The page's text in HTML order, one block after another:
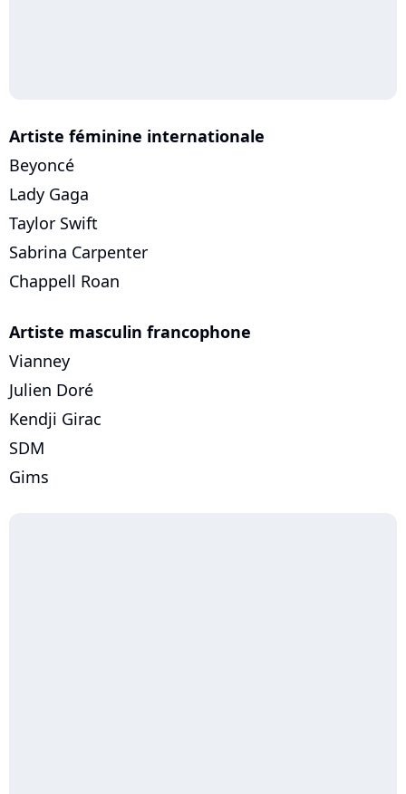
Artiste féminine internationale
Beyoncé
Lady Gaga
Taylor Swift
Sabrina Carpenter
Chappell Roan
Artiste masculin francophone
Vianney
Julien Doré
Kendji Girac
SDM
Gims